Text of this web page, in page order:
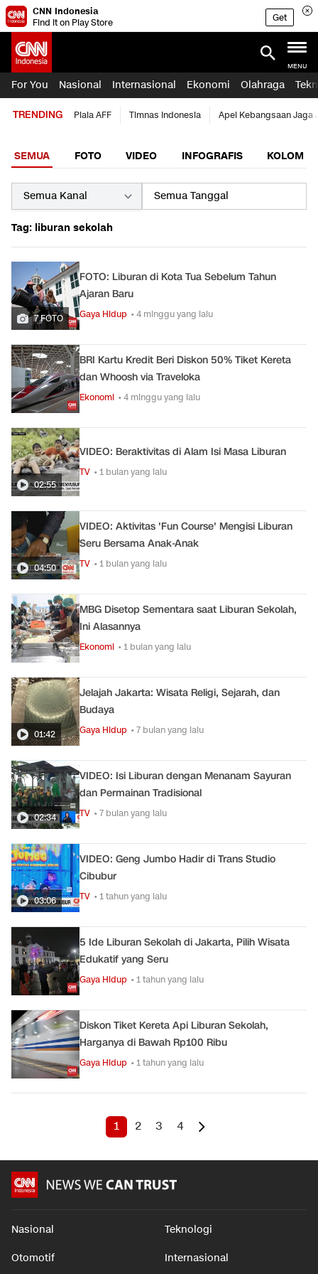
CNN Indonesia
Find it on Play Store
Get
MENU
For You Nasional Internasional Ekonomi Olahraga
TRENDING Piala AFF Timnas Indonesia Apel Kebangsaan Jaga
SEMUA FOTO VIDEO INFOGRAFIS KOLOM
Tag: liburan sekolah
7 FOTO
FOTO: Liburan di Kota Tua Sebelum Tahun
Ajaran Baru
Gaya Hidup • 4 minggu yang lalu
BRI Kartu Kredit Beri Diskon 50% Tiket Kereta
dan Whoosh via Traveloka
Ekonomi • 4 minggu yang lalu
02:55
VIDEO: Beraktivitas di Alam Isi Masa Liburan
TV • 1 bulan yang lalu
04:50
VIDEO: Aktivitas 'Fun Course' Mengisi Liburan
Seru Bersama Anak-Anak
TV • 1 bulan yang lalu
MBG Disetop Sementara saat Liburan Sekolah,
Ini Alasannya
Ekonomi • 1 bulan yang lalu
01:42
Jelajah Jakarta: Wisata Religi, Sejarah, dan
Budaya
Gaya Hidup • 7 bulan yang lalu
02:34
VIDEO: Isi Liburan dengan Menanam Sayuran
dan Permainan Tradisional
TV • 7 bulan yang lalu
03:06
VIDEO: Geng Jumbo Hadir di Trans Studio
Cibubur
TV • 1 tahun yang lalu
5 Ide Liburan Sekolah di Jakarta, Pilih Wisata
Edukatif yang Seru
Gaya Hidup • 1 tahun yang lalu
Diskon Tiket Kereta Api Liburan Sekolah,
Harganya di Bawah Rp100 Ribu
Gaya Hidup • 1 tahun yang lalu
1 2 3 4
Nasional Teknologi
Otomotif Internasional